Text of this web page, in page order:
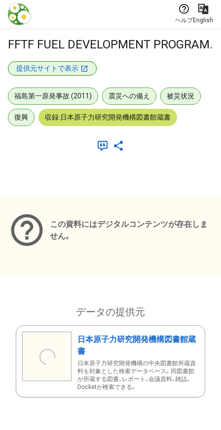
本文に飛ぶ
ヘルプEnglish
FFTF FUEL DEVELOPMENT PROGRAM.
提供元サイトで表示
福島第一原発事故 (2011) 震災への備え 被災状況
復興 収録:日本原子力研究開発機構図書館蔵書
この資料にはデジタルコンテンツが存在しま
せん。
データの提供元
日本原子力研究開発機構図書館蔵
書
日本原子力研究開発機構の中央図書館所蔵資
料を対象とした検索データベース。同図書館
が所蔵する図書、レポート、会議資料、雑誌、
Docketが検索できる。